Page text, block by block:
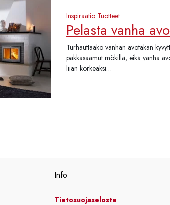
Inspiraatio Tuotteet
Pelasta vanha
Turhauttaako vanhan avotakan
pakkasaamut mökillä, eikä vanha
liian korkeaksi…
Info
Tietosuojaseloste